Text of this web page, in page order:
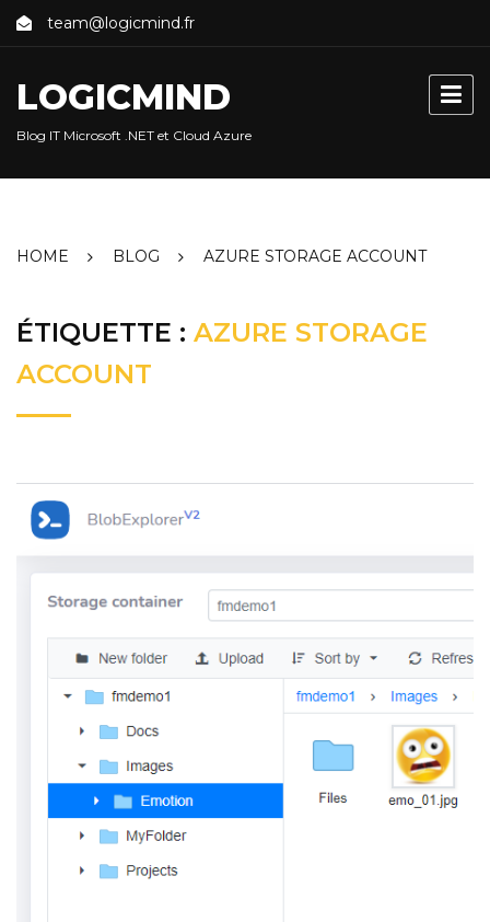
Skip
team@logicmind.fr
LOGICMIND
Blog IT Microsoft .NET et Cloud Azure
HOME BLOG AZURE STORAGE ACCOUNT
ÉTIQUETTE : AZURE STORAGE
ACCOUNT